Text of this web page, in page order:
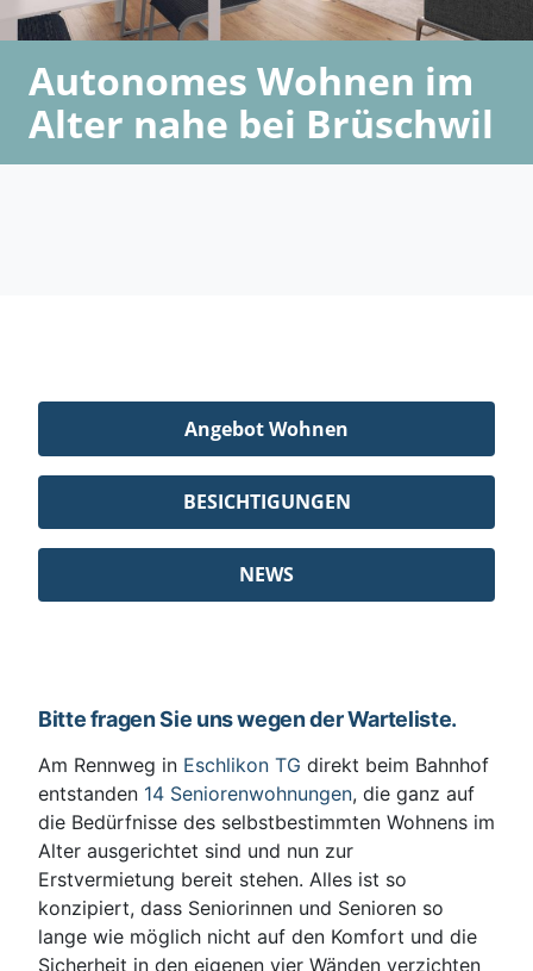
Autonomes Wohnen im
Alter nahe bei Brüschwil
Angebot Wohnen
BESICHTIGUNGEN
NEWS
Bitte fragen Sie uns wegen der Warteliste.
Am Rennweg in Eschlikon TG direkt beim Bahnhof
entstanden 14 Seniorenwohnungen, die ganz auf
die Bedürfnisse des selbstbestimmten Wohnens im
Alter ausgerichtet sind und nun zur
Erstvermietung bereit stehen. Alles ist so
konzipiert, dass Seniorinnen und Senioren so
lange wie möglich nicht auf den Komfort und die
Sicherheit in den eigenen vier Wänden verzichten